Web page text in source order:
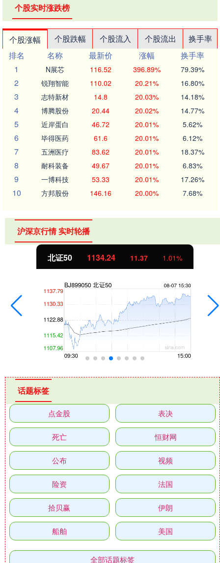
个股实时涨跌榜
个股涨幅 个股跌幅 个股流入 个股流出
换手率
排名
名称 最新价 涨幅
换手率
1
N展芯 116.52 396.89% 79.39%
2 锐翔智能 110.02 20.21% 16.80%
3 志特新材 14.8 20.03% 14.18%
4 博腾股份 20.44 20.02% 14.77%
5 近岸蛋白 46.72 20.01% 5.62%
6 毕得医药 61.6 20.01% 6.12%
7 五洲医疗 83.62 20.01% 18.37%
8 耐科装备 49.67 20.01% 6.83%
9 一博科技 53.33 20.01% 17.26%
10 方邦股份 146.16 20.00% 7.68%
沪深京行情 实时轮播
北证50 1134.24 11.37 1.01%
话题标签
点金股 表决
死亡 恒财网
公布 视频
险资 法国
拾贝赢 伊朗
船舶 美国
全部话题标签